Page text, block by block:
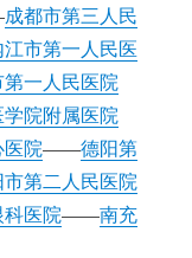
成都市第三人民
江市第一人民医
一人民医院
学院附属医院
医院——德阳第
市第二人民医院
科医院——南充